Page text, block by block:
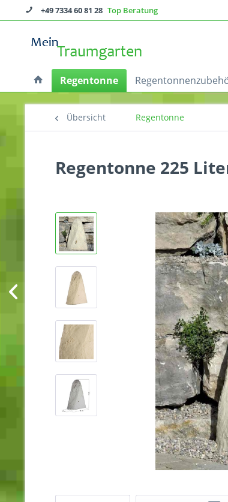
+49 7334 60 81 28 Top Beratung
Regentonne
Übersicht Regentonne
Regentonne 225